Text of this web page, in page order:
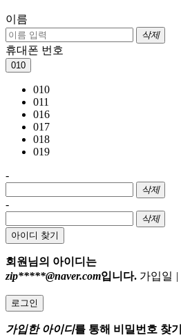
이름
삭제
휴대폰 번호
010
010
011
016
017
018
019
-
삭제
-
삭제
아이디 찾기
회원님의 아이디는
zip*****@naver.com입니다. 가입일 |
로그인
가입한 아이디를 통해 비밀번호 찾기